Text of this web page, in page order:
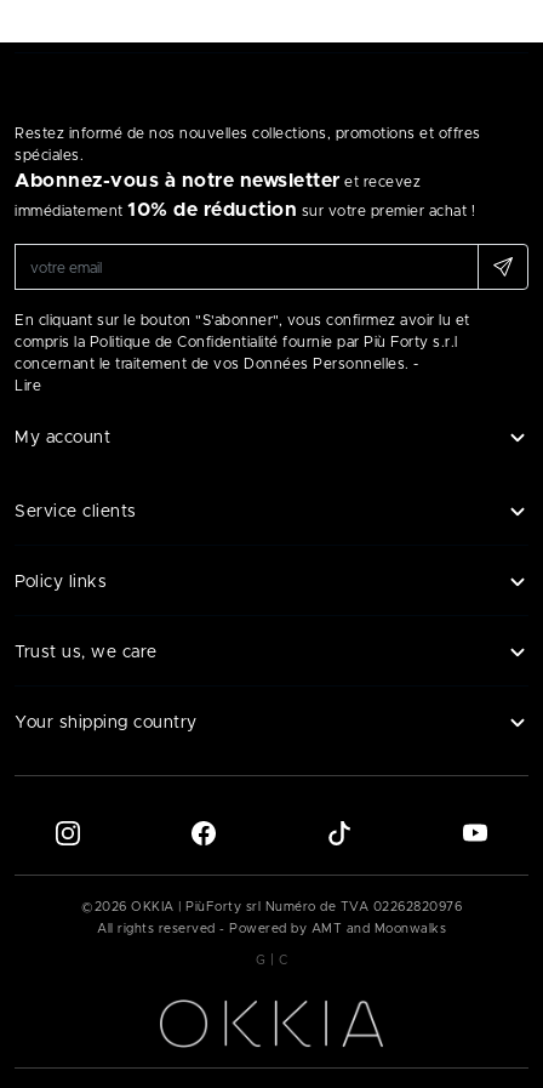
Restez informé de nos nouvelles collections, promotions et offres
spéciales.
Abonnez-vous à notre newsletter et recevez
immédiatement 10% de réduction sur votre premier achat !
En cliquant sur le bouton "S'abonner", vous confirmez avoir lu et
compris la Politique de Confidentialité fournie par Più Forty s.r.l
concernant le traitement de vos Données Personnelles. -
Lire
My account
Service clients
Policy links
Trust us, we care
Your shipping country
© 2026 OKKIA | PiùForty srl Numéro de TVA 02262820976
All rights reserved - Powered by AMT and Moonwalks
G C